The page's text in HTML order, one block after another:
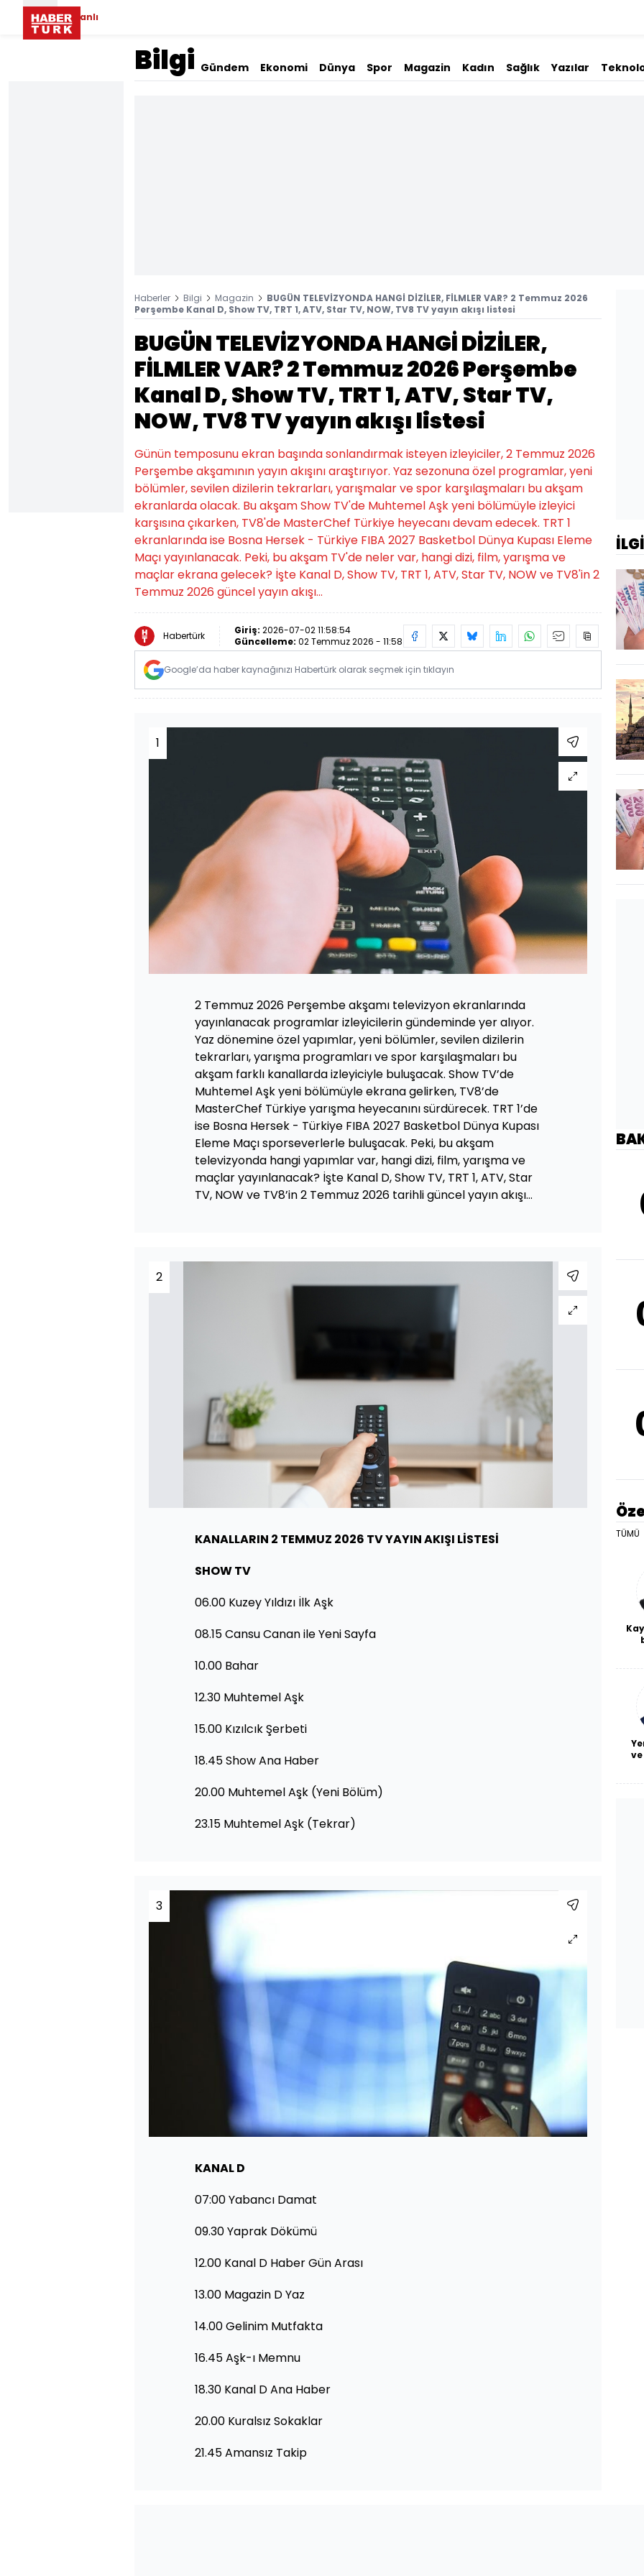
Canlı
Bilgi Gündem Ekonomi Dünya Spor Magazin Kadın Sağlık Yazılar
Haberler Bilgi Magazin
BUGÜN TELEVİZYONDA HANGİ DİZİLER, FİLMLER VAR? 2 Temmuz 2026
Perşembe Kanal D, Show TV, TRT 1, ATV, Star TV, NOW, TV8 TV yayın akışı listesi
BUGÜN TELEVİZYONDA HANGİ DİZİLER,
FİLMLER VAR? 2 Temmuz 2026 Perşembe
Kanal D, Show TV, TRT 1, ATV, Star TV,
NOW, TV8 TV yayın akışı listesi
Günün temposunu ekran başında sonlandırmak isteyen izleyiciler, 2 Temmuz 2026
Perşembe akşamının yayın akışını araştırıyor. Yaz sezonuna özel programlar, yeni
bölümler, sevilen dizilerin tekrarları, yarışmalar ve spor karşılaşmaları bu akşam
ekranlarda olacak. Bu akşam Show TV'de Muhtemel Aşk yeni bölümüyle izleyici
karşısına çıkarken, TV8'de MasterChef Türkiye heyecanı devam edecek. TRT 1
ekranlarında ise Bosna Hersek - Türkiye FIBA 2027 Basketbol Dünya Kupası Eleme
Maçı yayınlanacak. Peki, bu akşam TV'de neler var, hangi dizi, film, yarışma ve
maçlar ekrana gelecek? İşte Kanal D, Show TV, TRT 1, ATV, Star TV, NOW ve TV8'in 2
Temmuz 2026 güncel yayın akışı...
Habertürk Giriş: 2026-07-02 11:58:54
Güncelleme: 02 Temmuz 2026 - 11:58
Google’da haber kaynağınızı Habertürk olarak seçmek için tıklayın
1
2 Temmuz 2026 Perşembe akşamı televizyon ekranlarında
yayınlanacak programlar izleyicilerin gündeminde yer alıyor.
Yaz dönemine özel yapımlar, yeni bölümler, sevilen dizilerin
tekrarları, yarışma programları ve spor karşılaşmaları bu
akşam farklı kanallarda izleyiciyle buluşacak. Show TV’de
Muhtemel Aşk yeni bölümüyle ekrana gelirken, TV8’de
MasterChef Türkiye yarışma heyecanını sürdürecek. TRT 1’de
ise Bosna Hersek - Türkiye FIBA 2027 Basketbol Dünya Kupası
Eleme Maçı sporseverlerle buluşacak. Peki, bu akşam
televizyonda hangi yapımlar var, hangi dizi, film, yarışma ve
maçlar yayınlanacak? İşte Kanal D, Show TV, TRT 1, ATV, Star
TV, NOW ve TV8’in 2 Temmuz 2026 tarihli güncel yayın akışı...
2
KANALLARIN 2 TEMMUZ 2026 TV YAYIN AKIŞI LİSTESİ
SHOW TV
06.00 Kuzey Yıldızı İlk Aşk
08.15 Cansu Canan ile Yeni Sayfa
10.00 Bahar
12.30 Muhtemel Aşk
15.00 Kızılcık Şerbeti
18.45 Show Ana Haber
20.00 Muhtemel Aşk (Yeni Bölüm)
23.15 Muhtemel Aşk (Tekrar)
3
KANAL D
07:00 Yabancı Damat
09.30 Yaprak Dökümü
12.00 Kanal D Haber Gün Arası
13.00 Magazin D Yaz
14.00 Gelinim Mutfakta
16.45 Aşk-ı Memnu
18.30 Kanal D Ana Haber
20.00 Kuralsız Sokaklar
21.45 Amansız Takip
TÜMÜ